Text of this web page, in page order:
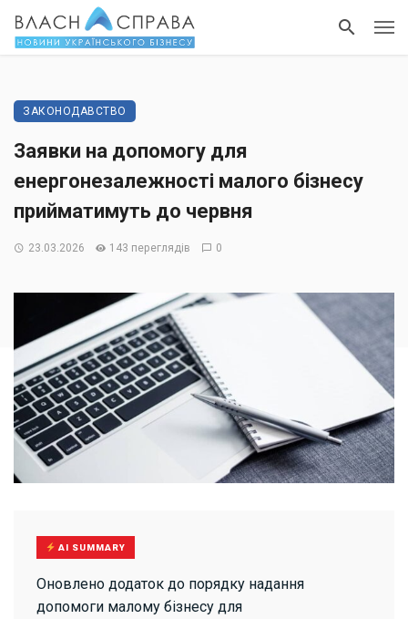
ЗАКОНОДАВСТВО
Заявки на допомогу для
енергонезалежності малого бізнесу
прийматимуть до червня
23.03.2026 143 переглядів 0
AI SUMMARY
Оновлено додаток до порядку надання
допомоги малому бізнесу для